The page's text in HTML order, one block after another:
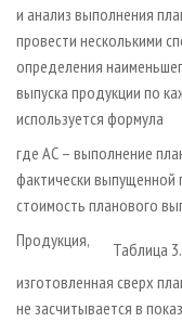
и анализ выполнения
провести несколькими
определения
выпуска продукции по
используется формула
где АС – выполнение
фактически выпущенной
стоимость планового
Таблица
Продукция,
изготовленная сверх
не засчитывается в